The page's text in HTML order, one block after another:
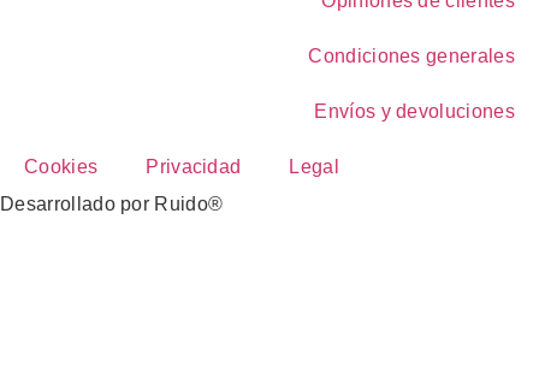
Condiciones generales
Envíos y devoluciones
Cookies Privacidad
Legal
Desarrollado por Ruido®